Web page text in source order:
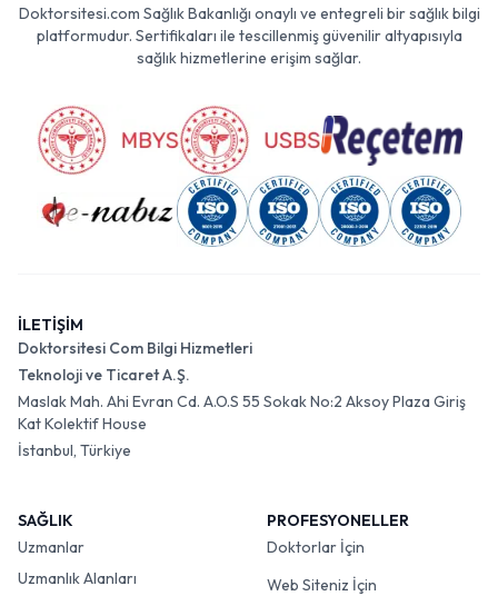
Doktorsitesi.com Sağlık Bakanlığı onaylı ve entegreli bir sağlık bilgi
platformudur. Sertifikaları ile tescillenmiş güvenilir altyapısıyla
sağlık hizmetlerine erişim sağlar.
İLETİŞİM
Doktorsitesi Com Bilgi Hizmetleri
Teknoloji ve Ticaret A.Ş.
Maslak Mah. Ahi Evran Cd. A.O.S 55 Sokak No:2 Aksoy Plaza Giriş
Kat Kolektif House
İstanbul, Türkiye
SAĞLIK
Uzmanlar
Uzmanlık Alanları
PROFESYONELLER
Doktorlar İçin
Web Siteniz İçin